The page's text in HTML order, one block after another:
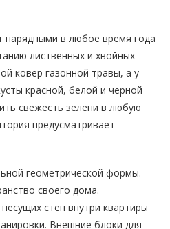
в любое время года
лиственных и хвойных
ковер газонной травы, а у
красной, белой и черной
свежесть зелени в любую
предусматривает
геометрической формы.
своего дома.
стен внутри квартиры
Внешние блоки для